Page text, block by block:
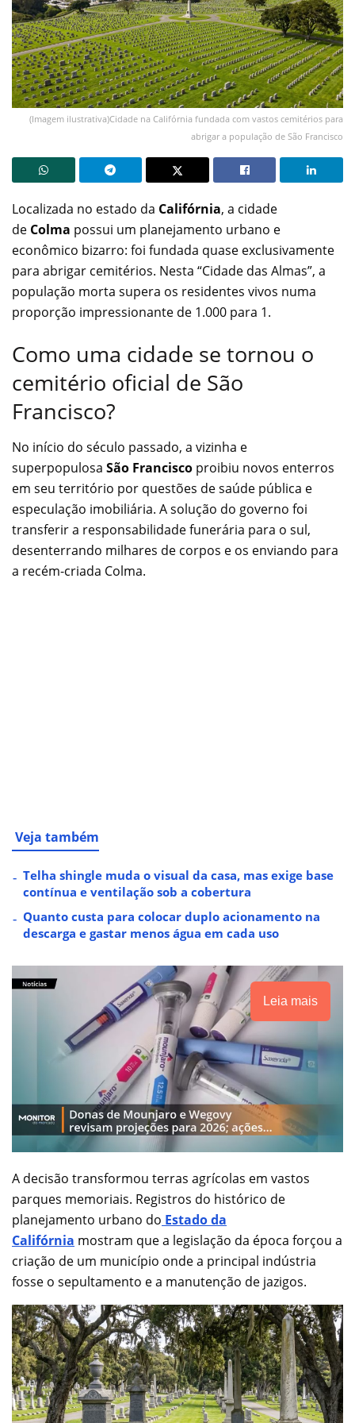
(Imagem ilustrativa)Cidade na Califórnia fundada com vastos cemitérios para
abrigar a população de São Francisco
Localizada no estado da Califórnia, a cidade
de Colma possui um planejamento urbano e
econômico bizarro: foi fundada quase exclusivamente
para abrigar cemitérios. Nesta “Cidade das Almas”, a
população morta supera os residentes vivos numa
proporção impressionante de 1.000 para 1.
Como uma cidade se tornou o
cemitério oficial de São
Francisco?
No início do século passado, a vizinha e
superpopulosa São Francisco proibiu novos enterros
em seu território por questões de saúde pública e
especulação imobiliária. A solução do governo foi
transferir a responsabilidade funerária para o sul,
desenterrando milhares de corpos e os enviando para
a recém-criada Colma.
Veja também
Telha shingle muda o visual da casa, mas exige base
contínua e ventilação sob a cobertura
Quanto custa para colocar duplo acionamento na
descarga e gastar menos água em cada uso
Leia mais
A decisão transformou terras agrícolas em vastos
parques memoriais. Registros do histórico de
planejamento urbano do Estado da
Califórnia mostram que a legislação da época forçou a
criação de um município onde a principal indústria
fosse o sepultamento e a manutenção de jazigos.